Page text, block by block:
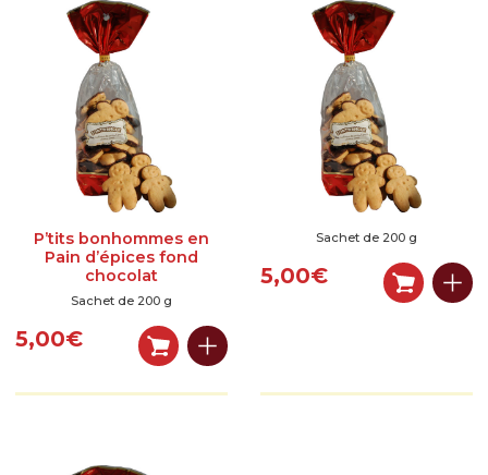
P’tits bonhommes en
Pain d’épices fond
chocolat
Sachet de 200 g
5,00€
Sachet de 200 g
5,00€